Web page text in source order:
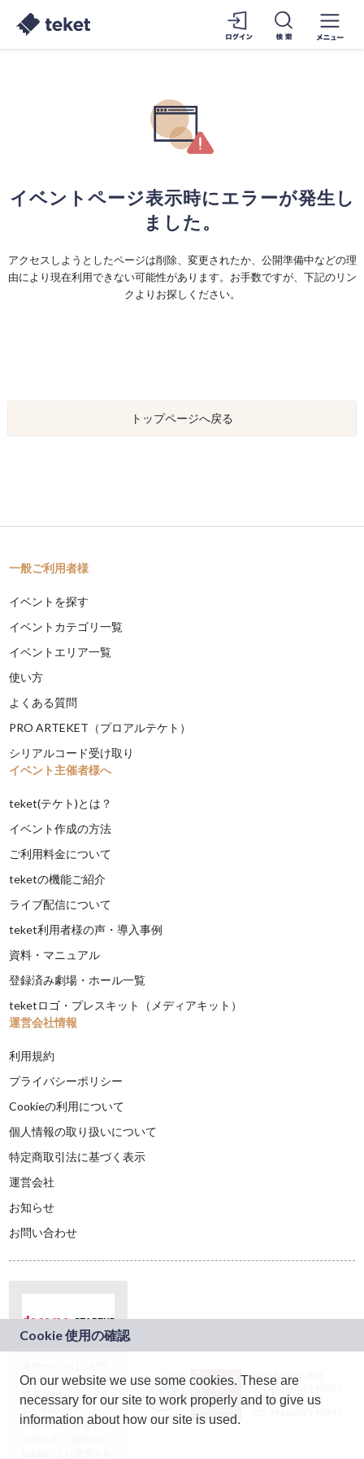
イベントページ表示時にエラーが発生し
ました。
アクセスしようとしたページは削除、変更されたか、公開準備中などの理
由により現在利用できない可能性があります。お手数ですが、下記のリン
クよりお探しください。
トップページへ戻る
一般ご利用者様
イベントを探す
イベントカテゴリ一覧
イベントエリア一覧
使い方
よくある質問
PRO ARTEKET（プロアルテケト）
シリアルコード受け取り
イベント主催者様へ
teket(テケト)とは？
イベント作成の方法
ご利用料金について
teketの機能ご紹介
ライブ配信について
teket利用者様の声・導入事例
資料・マニュアル
登録済み劇場・ホール一覧
teketロゴ・プレスキット（メディアキット）
運営会社情報
利用規約
プライバシーポリシー
Cookieの利用について
個人情報の取り扱いについて
特定商取引法に基づく表示
運営会社
お知らせ
お問い合わせ
ドコモグループの新
規事業創出プログラ
ム「docomo
STARTUP」を通じて
JASRAC許諾番号：
9024936001Y45037
JASRAC許諾番号：
On our website we use some cookies. These are
necessary for our site to work properly and to give us
information about how our site is used.